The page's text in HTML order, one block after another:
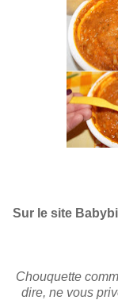
Sur le site
Chouquette
dire, ne vous